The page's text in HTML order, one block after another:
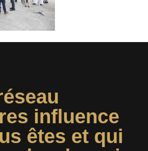
influence
êtes et qui